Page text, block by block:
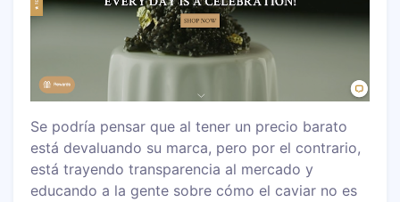
Se podría pensar que al tener un precio barato
está devaluando su marca, pero por el contrario,
está trayendo transparencia al mercado y
educando a la gente sobre cómo el caviar no es